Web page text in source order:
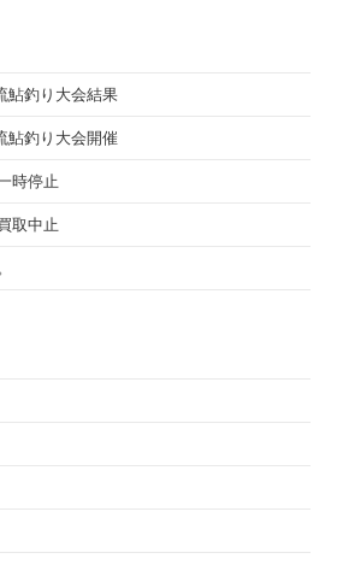
鮎釣り大会結果
鮎釣り大会開催
時停止
取中止